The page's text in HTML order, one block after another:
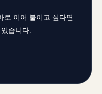
로 이어 붙이고 싶다면
습니다.